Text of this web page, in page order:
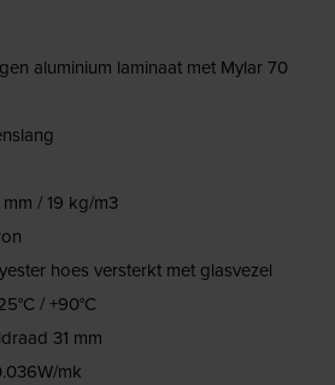
aluminium laminaat met Mylar 70
/ 19 kg/m3
hoes versterkt met glasvezel
/ +90°C
31 mm
mk